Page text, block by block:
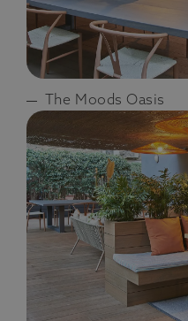
The Moods Oasis